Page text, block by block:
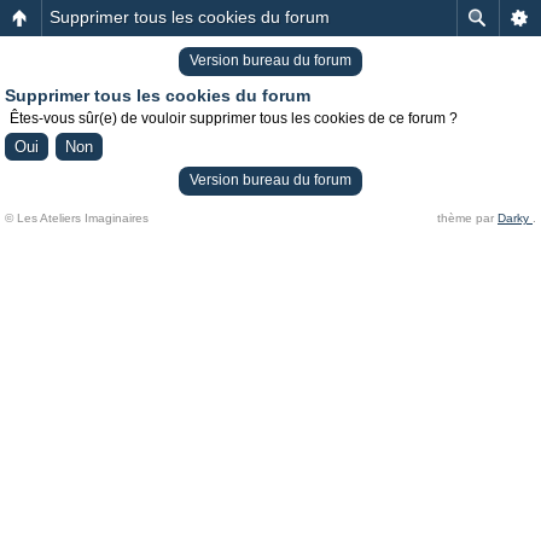
Supprimer tous les cookies du forum
Version bureau du forum
Supprimer tous les cookies du forum
Êtes-vous sûr(e) de vouloir supprimer tous les cookies de ce forum ?
Version bureau du forum
© Les Ateliers Imaginaires thème par Darky